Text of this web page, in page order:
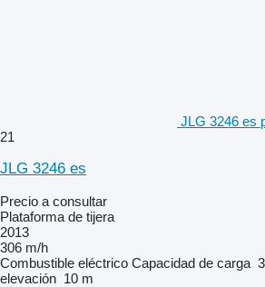
JLG 3246 es
21
JLG 3246 es
Precio a consultar
Plataforma de tijera
2013
306 m/h
Combustible eléctrico Capacidad de carga
elevación 10 m